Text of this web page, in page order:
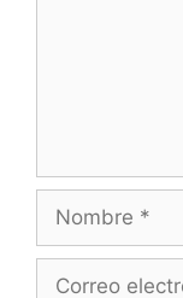
Nombre
Correo